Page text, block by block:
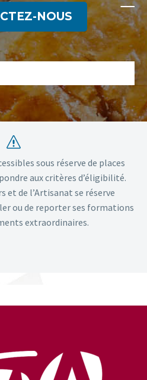
NOUS
s
s
sous réserve de places
aux critères d’éligibilité.
et de l’Artisanat se réserve
ou de reporter ses formations
extraordinaires.